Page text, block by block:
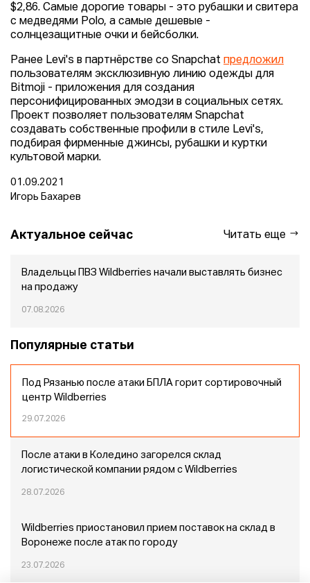
$2,86. Самые дорогие товары - это рубашки и свитера
с медведями Polo, а самые дешевые -
солнцезащитные очки и бейсболки.
Ранее Levi's в партнёрстве со Snapchat предложил
пользователям эксклюзивную линию одежды для
Bitmoji - приложения для создания
персонифицированных эмодзи в социальных сетях.
Проект позволяет пользователям Snapchat
создавать собственные профили в стиле Levi's,
подбирая фирменные джинсы, рубашки и куртки
культовой марки.
01.09.2021
Игорь Бахарев
Актуальное сейчас Читать еще
Владельцы ПВЗ Wildberries начали выставлять бизнес
на продажу
07.08.2026
Популярные статьи
Под Рязанью после атаки БПЛА горит сортировочный
центр Wildberries
29.07.2026
После атаки в Коледино загорелся склад
логистической компании рядом с Wildberries
28.07.2026
Wildberries приостановил прием поставок на склад в
Воронеже после атак по городу
23.07.2026